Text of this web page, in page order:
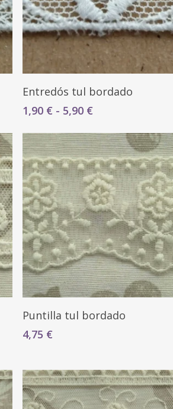
Seleccionar Opciones
Entredós tul bordado
1,90 € - 5,90 €
precios:
desde
1,90 €
hasta
5,90 €
Seleccionar Opciones
Puntilla tul bordado
4,75 €